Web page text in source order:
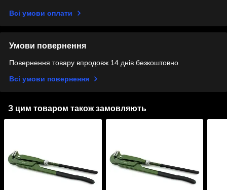
Всі умови оплати
Умови повернення
Повернення товару впродовж 14 днів безкоштовно
Всі умови повернення
З цим товаром також замовляють